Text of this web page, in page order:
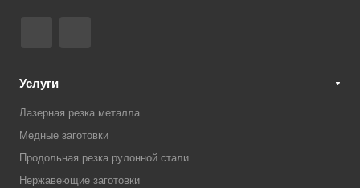
Услуги
Лазерная резка металла
Медные заготовки
Продольная резка рулонной стали
Нержавеющие заготовки